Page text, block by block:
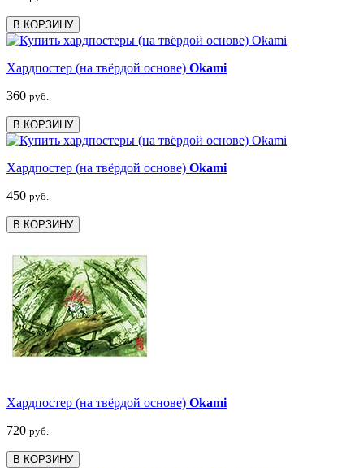
В КОРЗИНУ
Хардпостер (на твёрдой основе) Okami
360 руб.
В КОРЗИНУ
Хардпостер (на твёрдой основе) Okami
450 руб.
В КОРЗИНУ
Хардпостер (на твёрдой основе) Okami
720 руб.
В КОРЗИНУ